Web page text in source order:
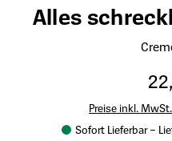
Alles
Preise inkl.
Sofort Lieferbar –